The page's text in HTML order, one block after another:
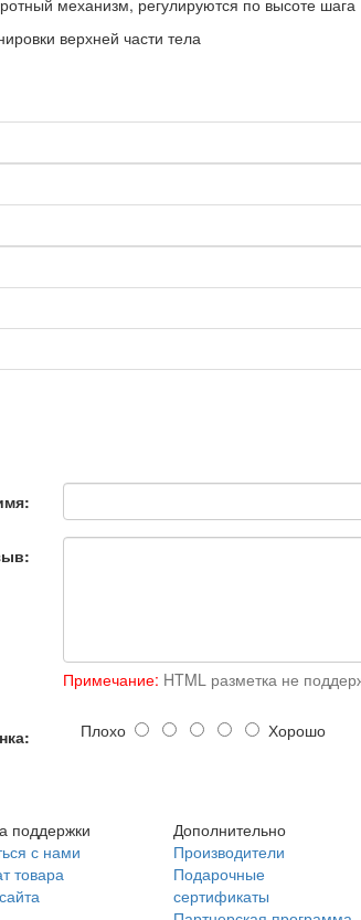
механизм, регулируются по высоте шага
верхней части тела
Примечание: HTML разметка не
Плохо Хорошо
поддержки
с нами
товара
Дополнительно
Производители
Подарочные
сертификаты